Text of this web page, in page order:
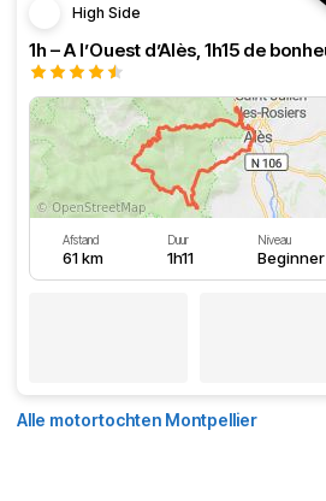
High Side
Afstand
61 km
Duur
1h11
Niveau
Beginner
Alle motortochten Montpellier